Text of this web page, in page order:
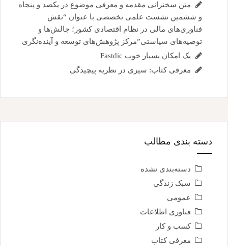
متن سخنرانی مقدمه و معرفی موضوع در یکصد و پنجاه
و ششمین نشست علمی تخصصی با عنوان “نقش
فناوری‌های مالی در نظام اقتصادی کشور؛ چالش‌ها و
توصیه‌های سیاستی”مرکز پژوهش‌های توسعه و آینده‌نگری
یک امکان بسیار خوب Fastdic
معرفی کتاب: سیری در نظریه پیچیدگی
دسته بندی مطالب
دسته‌بندی نشده
سبک زندگی
عمومی
فناوری اطلاعات
کسب و کار
معرفی کتاب